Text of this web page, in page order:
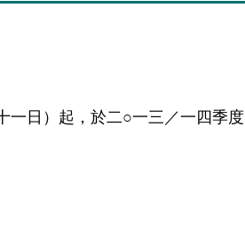
日）起，於二○一三／一四季